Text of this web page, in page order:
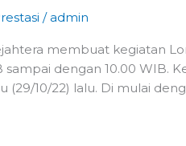
/admin
membuat kegiatan
dengan 10.00 WIB.
10/22) lalu. Di mulai